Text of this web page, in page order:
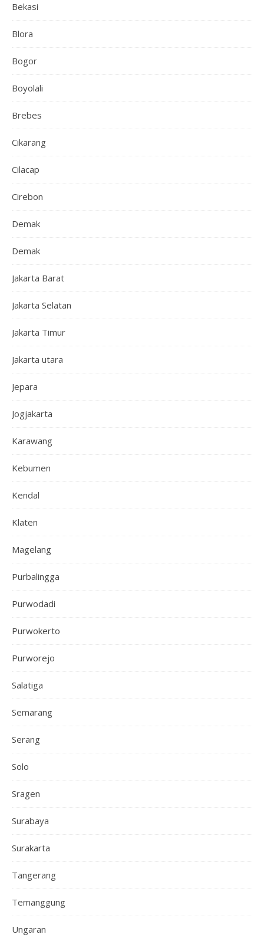
Bekasi
Blora
Bogor
Boyolali
Brebes
Cikarang
Cilacap
Cirebon
Demak
Demak
Jakarta Barat
Jakarta Selatan
Jakarta Timur
Jakarta utara
Jepara
Jogjakarta
Karawang
Kebumen
Kendal
Klaten
Magelang
Purbalingga
Purwodadi
Purwokerto
Purworejo
Salatiga
Semarang
Serang
Solo
Sragen
Surabaya
Surakarta
Tangerang
Temanggung
Ungaran